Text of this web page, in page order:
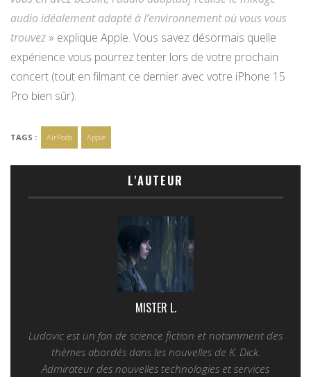
audio idéalement adapté à l’environ­nement où vous vous
trouvez » explique Apple. Vous savez désormais quelle
expérience vous pourrez tenter lors de votre prochain
concert (tout en filmant ce dernier avec votre iPhone 15
Pro bien sûr).
TAGS : AirPods Apple
L'AUTEUR
MISTER L.
Ludovic est un fan de science fiction et notamment des
thèmes abordés dans les nouvelles de K. Dick.
Admirateur des nouvelles technologies et services